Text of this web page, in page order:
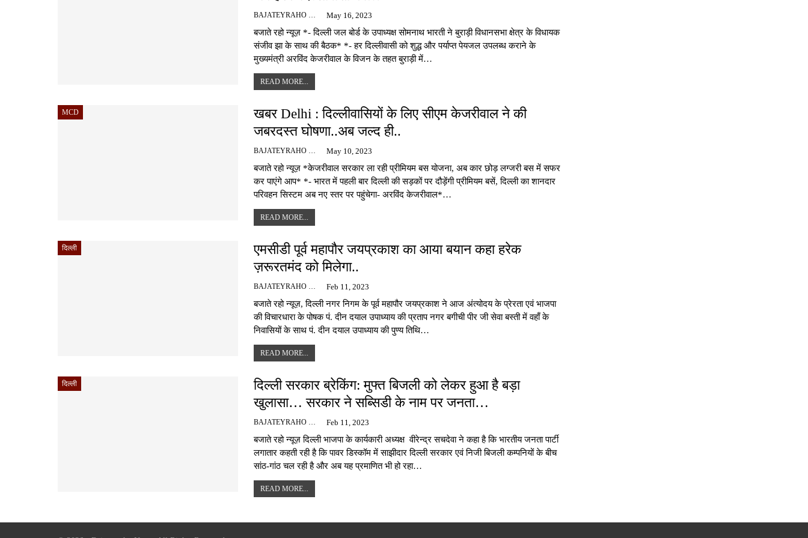
BAJATEYRAHO NEWS May 16, 2023
बजाते रहो न्यूज़ *- दिल्ली जल बोर्ड के उपाध्यक्ष सोमनाथ भारती ने बुराड़ी विधानसभा क्षेत्र के विधायक
संजीव झा के साथ की बैठक* *- हर दिल्लीवासी को शुद्ध और पर्याप्त पेयजल उपलब्ध कराने के
मुख्यमंत्री अरविंद केजरीवाल के विजन के तहत बुराड़ी में…
READ MORE...
MCD
खबर Delhi : दिल्लीवासियों के लिए सीएम केजरीवाल ने की
जबरदस्त घोषणा..अब जल्द ही..
BAJATEYRAHO NEWS May 10, 2023
बजाते रहो न्यूज़ *केजरीवाल सरकार ला रही प्रीमियम बस योजना, अब कार छोड़ लग्जरी बस में सफर
कर पाएंगे आप* *- भारत में पहली बार दिल्ली की सड़कों पर दौड़ेंगी प्रीमियम बसें, दिल्ली का शानदार
परिवहन सिस्टम अब नए स्तर पर पहुंचेगा- अरविंद केजरीवाल*…
READ MORE...
दिल्ली
एमसीडी पूर्व महापौर जयप्रकाश का आया बयान कहा हरेक
ज़रूरतमंद को मिलेगा..
BAJATEYRAHO NEWS Feb 11, 2023
बजाते रहो न्यूज़, दिल्ली नगर निगम के पूर्व महापौर जयप्रकाश ने आज अंत्योदय के प्रेरता एवं भाजपा
की विचारधारा के पोषक पं. दीन दयाल उपाध्याय की प्रताप नगर बगीची पीर जी सेवा बस्ती में वहाँ के
निवासियों के साथ पं. दीन दयाल उपाध्याय की पुण्य तिथि…
READ MORE...
दिल्ली
दिल्ली सरकार ब्रेकिंग: मुफ्त बिजली को लेकर हुआ है बड़ा
खुलासा… सरकार ने सब्सिडी के नाम पर जनता…
BAJATEYRAHO NEWS Feb 11, 2023
बजाते रहो न्यूज़ दिल्ली भाजपा के कार्यकारी अध्यक्ष वीरेन्द्र सचदेवा ने कहा है कि भारतीय जनता पार्टी
लगातार कहती रही है कि पावर डिस्कॉम में साझीदार दिल्ली सरकार एवं निजी बिजली कम्पनियों के बीच
सांठ-गांठ चल रही है और अब यह प्रमाणित भी हो रहा…
READ MORE...